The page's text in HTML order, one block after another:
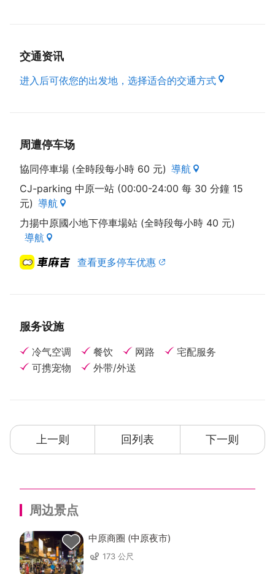
交通资讯
进入后可依您的出发地，选择适合的交通方式
周遭停车场
協同停車場 (全時段每小時 60 元) 導航
CJ-parking 中原一站 (00:00-24:00 每 30 分鐘 15
元) 導航
力揚中原國小地下停車場站 (全時段每小時 40 元)
導航
查看更多停车优惠
服务设施
冷气空调 餐饮 网路
宅配服务
可携宠物
外带/外送
上一则 回列表 下一则
周边景点
中原商圈 (中原夜市)
173 公尺